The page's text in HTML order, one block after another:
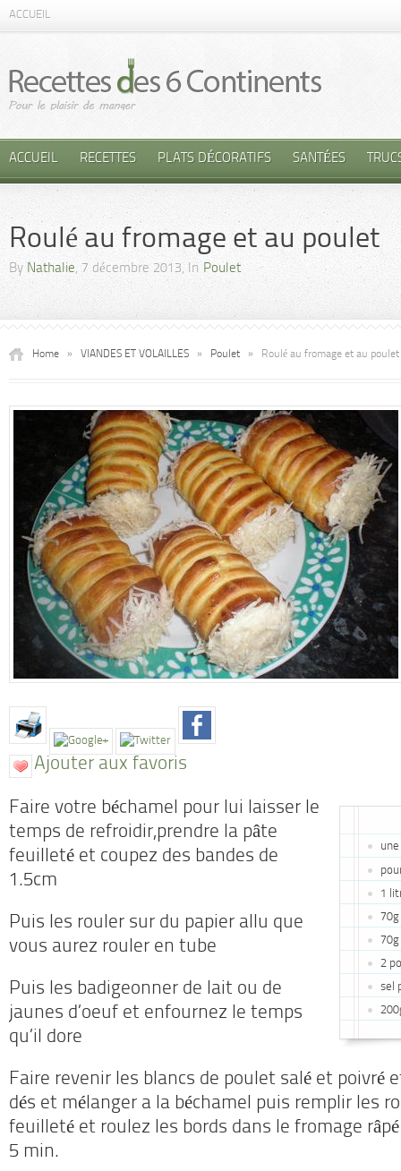
ACCUEIL
ACCUEIL RECETTES PLATS DÉCORATIFS SANTÉES
Roulé au fromage et au poulet
By Nathalie, 7 décembre 2013, In Poulet
Home » VIANDES ET VOLAILLES » Poulet » Roulé au fromage et au poulet
Ajouter aux favoris
1
2
sel
Faire votre béchamel pour lui laisser le
temps de refroidir,prendre la pâte
feuilleté et coupez des bandes de
1.5cm
Puis les rouler sur du papier allu que
vous aurez rouler en tube
Puis les badigeonner de lait ou de
jaunes d’oeuf et enfournez le temps
qu’il dore
Faire revenir les blancs de poulet salé et poivré
dés et mélanger a la béchamel puis remplir les
feuilleté et roulez les bords dans le fromage
5 min.